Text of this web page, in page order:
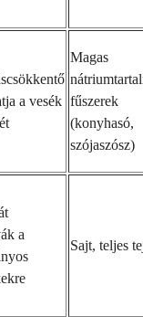
a vesék
Magas
fűszerek
(konyhasó,
szójaszósz)
a
Sajt, teljes